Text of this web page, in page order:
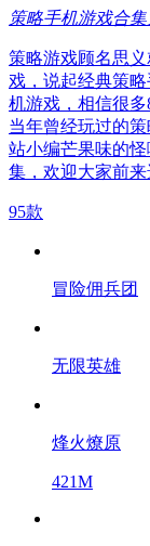
策略手机游戏合
策略游戏顾名思
戏，说起经典策
机游戏，相信很
当年曾经玩过的
站小编芒果味的
集，欢迎大家前
95款
冒险佣兵团
无限英雄
烽火燎原
421M